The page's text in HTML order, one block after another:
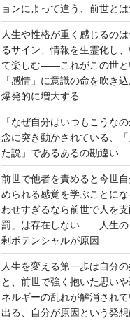
ョンによって違う、前世と
人生や性格が重く感じるの
るサイン、情報を生霊化し
て楽しむ――これがこの世と
「感情」に意識の命を吹き
爆発的に増大する
「なぜ自分はいつもこうな
念に突き動かされている、
た説」であるあるの勘違い
前世で他者を責めると今世
められる感覚を学ぶことに
わせすぎるなら前世で人を
罰」は存在しない――人生の
剰ポテンシャルが原因
人生を変える第一歩は自分
と、前世で強く抱いた思い
ネルギーの乱れが解消され
出る、自分が原因という発